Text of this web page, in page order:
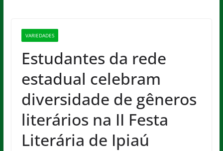
VARIEDADES
Estudantes da rede
estadual celebram
diversidade de gêneros
literários na II Festa
Literária de Ipiaú